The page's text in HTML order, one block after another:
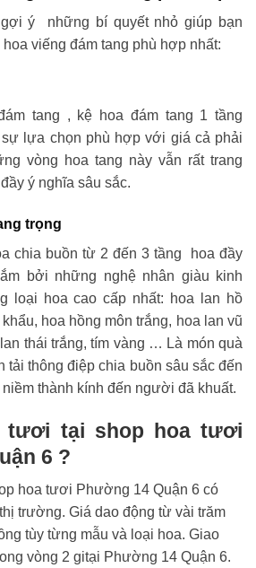
gợi ý những bí quyết nhỏ giúp bạn
viếng đám tang phù hợp nhất:
tang , kệ hoa đám tang 1 tầng
lựa chọn phù hợp với giá cả phải
vòng hoa tang này vẫn rất trang
ý nghĩa sâu sắc.
trọng
chia buồn từ 2 đến 3 tầng hoa đầy
bởi những nghệ nhân giàu kinh
loại hoa cao cấp nhất: hoa lan hồ
hoa hồng môn trắng, hoa lan vũ
thái trắng, tím vàng … Là món quà
tải thông điệp chia buồn sâu sắc đến
thành kính đến người đã khuất.
tươi tại shop hoa tươi
6 ?
hoa tươi Phường 14 Quận 6 có
trường. Giá dao động từ vài trăm
tùy từng mẫu và loại hoa. Giao
vòng 2 gitại Phường 14 Quận 6.